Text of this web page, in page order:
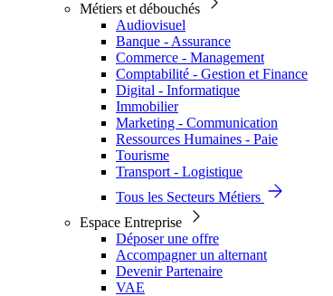
Métiers et débouchés
Audiovisuel
Banque - Assurance
Commerce - Management
Comptabilité - Gestion et Finance
Digital - Informatique
Immobilier
Marketing - Communication
Ressources Humaines - Paie
Tourisme
Transport - Logistique
Tous les Secteurs Métiers
Espace Entreprise
Déposer une offre
Accompagner un alternant
Devenir Partenaire
VAE